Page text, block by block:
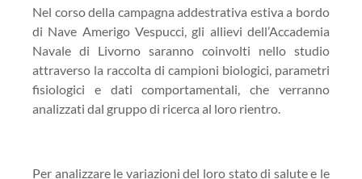
Nel corso della campagna addestrativa estiva a bordo
di Nave Amerigo Vespucci, gli allievi dell’Accademia
Navale di Livorno saranno coinvolti nello studio
attraverso la raccolta di campioni biologici, parametri
fisiologici e dati comportamentali, che verranno
analizzati dal gruppo di ricerca al loro rientro.
Per analizzare le variazioni del loro stato di salute e le